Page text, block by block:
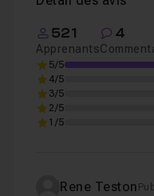
Avoir DxO PhotoLab
d’essai est disponible).
Une expérience
souhaitable, il ne s'agit
d'entre-aide (le fichier
521
Apprenants
4
5/5
4/5
3/5
2/5
1/5
Rene Teston